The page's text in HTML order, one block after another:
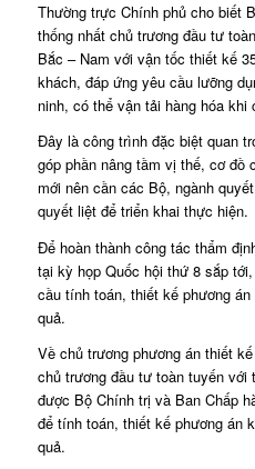
Thường trực Chính phủ cho biết
thống nhất chủ trương đầu tư
Bắc – Nam với vận tốc thiết kế
khách, đáp ứng yêu cầu lưỡng
ninh, có thể vận tải hàng hóa khi
Đây là công trình đặc biệt quan
góp phần nâng tầm vị thế, cơ đồ
mới nên cần các Bộ, ngành
quyết liệt để triển khai thực hiện.
Để hoàn thành công tác thẩm
tại kỳ họp Quốc hội thứ 8 sắp
cầu tính toán, thiết kế phương
quả.
Về chủ trương phương án thiết
chủ trương đầu tư toàn tuyến với
được Bộ Chính trị và Ban Chấp
để tính toán, thiết kế phương án
quả.